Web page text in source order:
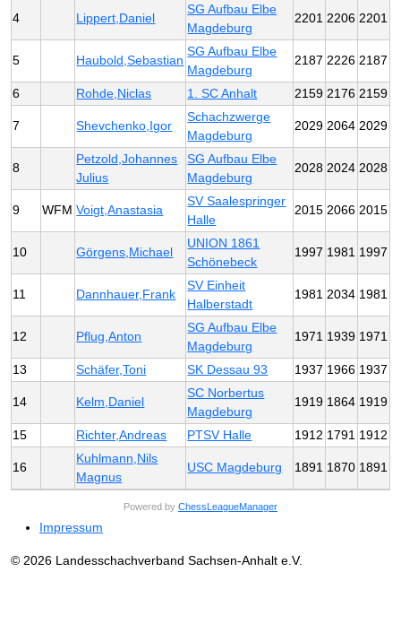
4 Lippert,Daniel
SG Aufbau Elbe
Magdeburg
2201 2206 2201
5 Haubold,Sebastian
SG Aufbau Elbe
Magdeburg
2187 2226 2187
6 Rohde,Niclas 1. SC Anhalt 2159 2176 2159
7 Shevchenko,Igor
Schachzwerge
Magdeburg
2029 2064 2029
8
Petzold,Johannes
Julius
SG Aufbau Elbe
Magdeburg
2028 2024 2028
9 WFM Voigt,Anastasia
SV Saalespringer
Halle
2015 2066 2015
10 Görgens,Michael
UNION 1861
Schönebeck
1997 1981 1997
11 Dannhauer,Frank
SV Einheit
Halberstadt
1981 2034 1981
12 Pflug,Anton
SG Aufbau Elbe
Magdeburg
1971 1939 1971
13 Schäfer,Toni SK Dessau 93 1937 1966 1937
14 Kelm,Daniel
SC Norbertus
Magdeburg
1919 1864 1919
15 Richter,Andreas PTSV Halle 1912 1791 1912
16
Kuhlmann,Nils
Magnus
USC Magdeburg 1891 1870 1891
Powered by ChessLeagueManager
Impressum
© 2026 Landesschachverband Sachsen-Anhalt e.V.